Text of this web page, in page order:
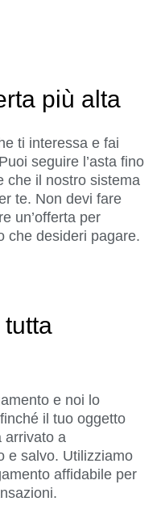
più alta
ti interessa e fai
seguire l’asta fino
che il nostro sistema
te. Non devi fare
un’offerta per
che desideri pagare.
tutta
e noi lo
il tuo oggetto
arrivato a
e salvo. Utilizziamo
affidabile per